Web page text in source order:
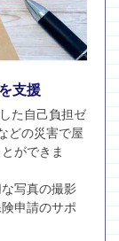
支援
た自己負担ゼ
どの災害で屋
ができま
写真の撮影
申請のサポ